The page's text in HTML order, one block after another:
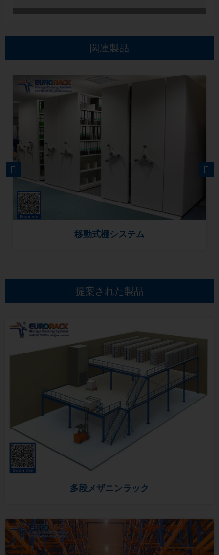
関連製品
移動式棚システム
提案された製品
多段メザニンラック